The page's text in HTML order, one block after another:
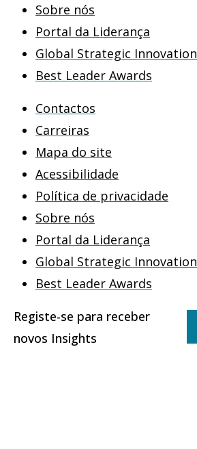
Sobre nós
Portal da Liderança
Global Strategic Innovation
Best Leader Awards
Contactos
Carreiras
Mapa do site
Acessibilidade
Política de privacidade
Sobre nós
Portal da Liderança
Global Strategic Innovation
Best Leader Awards
Registe-se para receber
novos Insights